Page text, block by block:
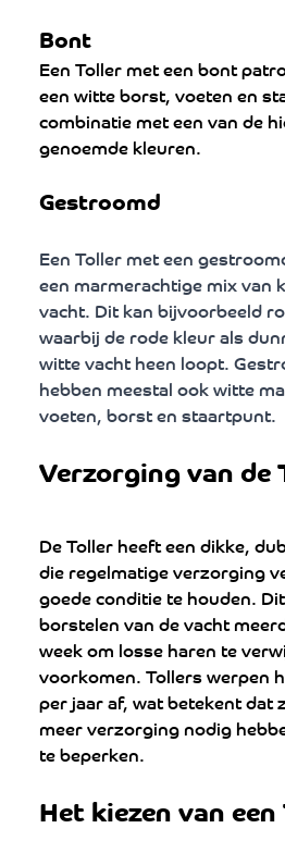
Bont
Een Toller met een bont
een witte borst, voeten en
combinatie met een van de
genoemde kleuren.
Gestroomd
Een Toller met een
een marmerachtige mix van
vacht. Dit kan bijvoorbeeld
waarbij de rode kleur als
witte vacht heen loopt.
hebben meestal ook witte
voeten, borst en staartpunt.
Verzorging van de
De Toller heeft een dikke,
die regelmatige verzorging
goede conditie te houden.
borstelen van de vacht
week om losse haren te
voorkomen. Tollers werpen
per jaar af, wat betekent dat
meer verzorging nodig
te beperken.
Het kiezen van